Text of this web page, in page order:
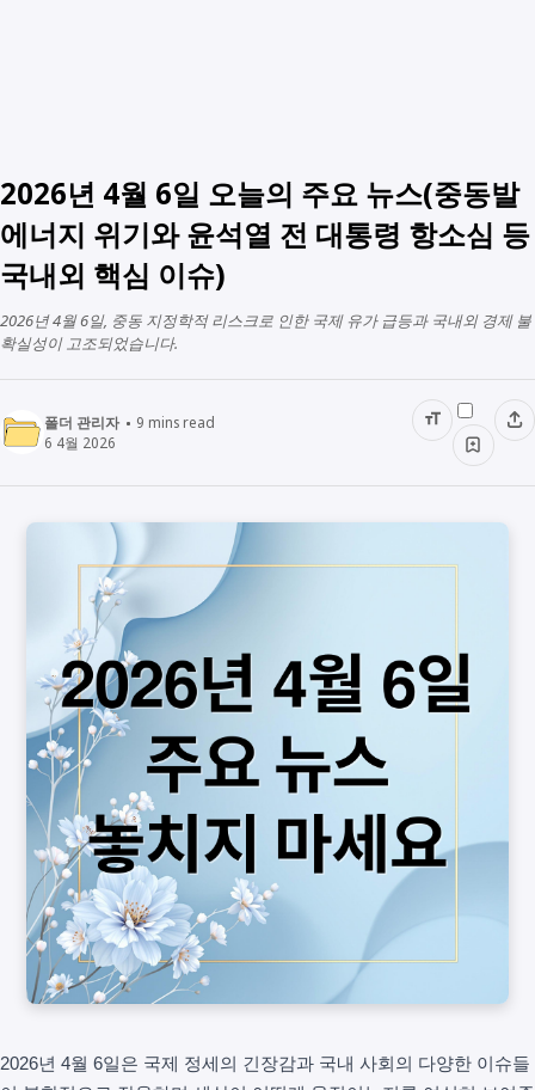
2026년 4월 6일 오늘의 주요 뉴스(중동발
에너지 위기와 윤석열 전 대통령 항소심 등
국내외 핵심 이슈)
2026년 4월 6일, 중동 지정학적 리스크로 인한 국제 유가 급등과 국내외 경제 불
확실성이 고조되었습니다.
폴더 관리자 9 mins read
6 4월 2026
2026년 4월 6일은 국제 정세의 긴장감과 국내 사회의 다양한 이슈들